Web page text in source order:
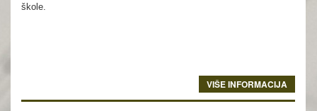
škole.
VIŠE INFORMACIJA